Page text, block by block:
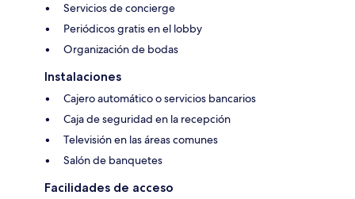
Servicios de concierge
Periódicos gratis en el lobby
Organización de bodas
Instalaciones
Cajero automático o servicios bancarios
Caja de seguridad en la recepción
Televisión en las áreas comunes
Salón de banquetes
Facilidades de acceso